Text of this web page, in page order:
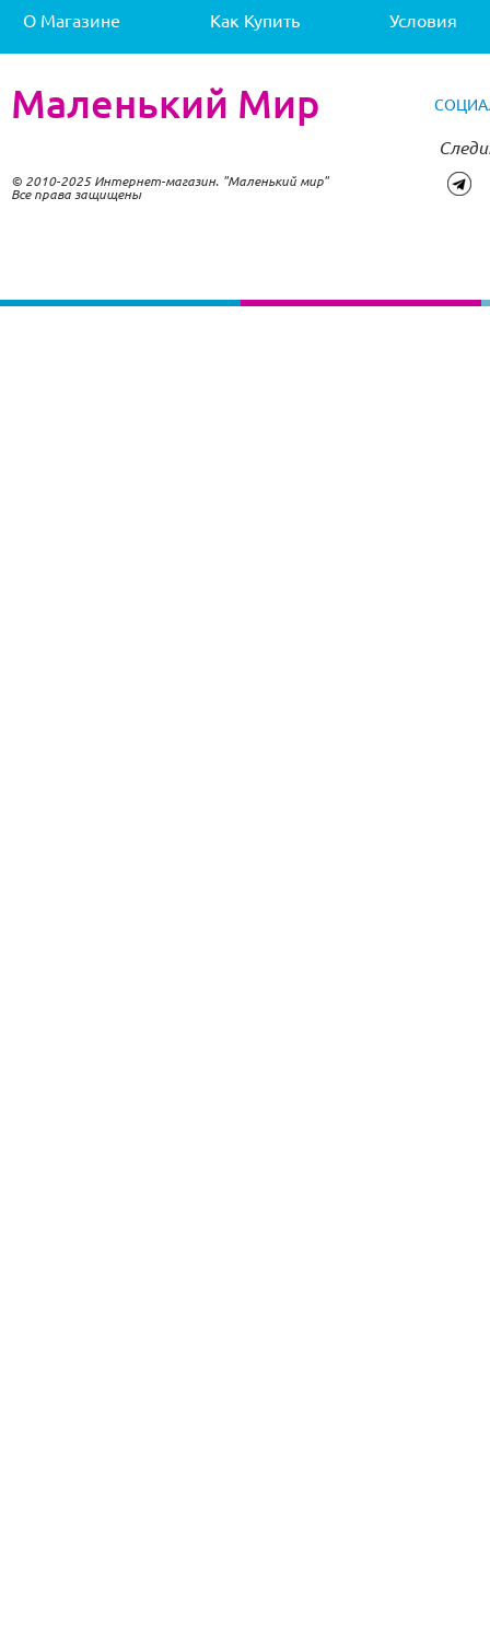
О Магазине Как Купить Условия
Маленький Мир
© 2010-2025 Интернет-магазин. "Маленький мир"
Все права защищены